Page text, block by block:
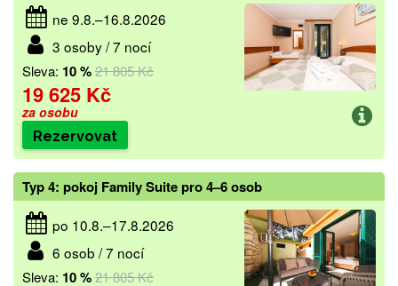
ne 9.8.–16.8.2026
3 osoby / 7 nocí
Sleva: 10 %21 805 Kč
19 625 Kč
za osobu
Rezervovat
Typ 4: pokoj Family Suite pro 4–6 osob
po 10.8.–17.8.2026
6 osob / 7 nocí
Sleva: 10 %21 805 Kč